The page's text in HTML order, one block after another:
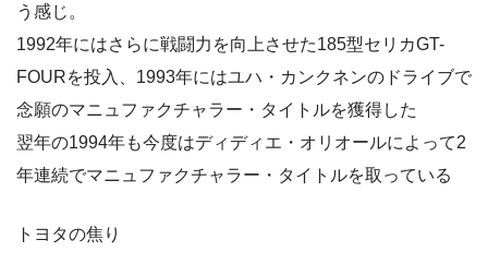
う感じ。
1992年にはさらに戦闘力を向上させた185型セリカGT-
FOURを投入、1993年にはユハ・カンクネンのドライブで
念願のマニュファクチャラー・タイトルを獲得した
翌年の1994年も今度はディディエ・オリオールによって2
年連続でマニュファクチャラー・タイトルを取っている
トヨタの焦り